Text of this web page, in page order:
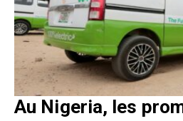
Au Nigeria, les